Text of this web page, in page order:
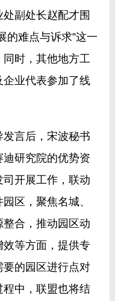
副处长赵配才围
的难点与诉求”这一
时，其他地方工
业代表参加了线
言后，宋波秘书
研究院的优势资
开展工作，联动
区，聚焦名城、
合，推动园区动
等方面，提供专
的园区进行点对
程中，联盟也将结